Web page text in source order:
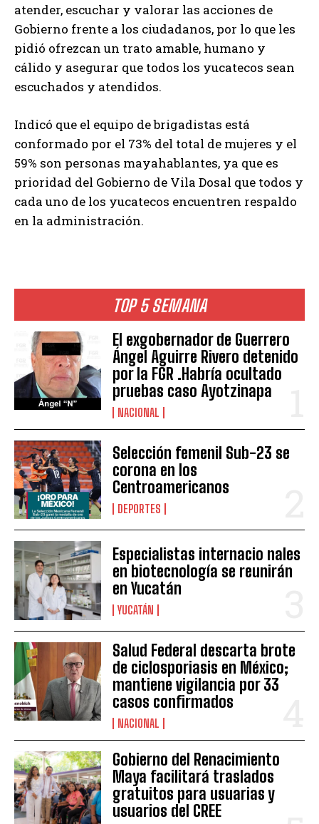
TOP 5 SEMANA
El exgobernador de Guerrero
Ángel Aguirre Rivero detenido
por la FGR .Habría ocultado
pruebas caso Ayotzinapa
NACIONAL
Selección femenil Sub-23 se
corona en los
Centroamericanos
DEPORTES
Especialistas internacio nales
en biotecnología se reunirán
en Yucatán
YUCATÁN
Salud Federal descarta brote
de ciclosporiasis en México;
mantiene vigilancia por 33
casos confirmados
NACIONAL
Gobierno del Renacimiento
Maya facilitará traslados
gratuitos para usuarias y
usuarios del CREE
atender, escuchar y valorar las acciones de
Gobierno frente a los ciudadanos, por lo que les
pidió ofrezcan un trato amable, humano y
cálido y asegurar que todos los yucatecos sean
escuchados y atendidos.
Indicó que el equipo de brigadistas está
conformado por el 73% del total de mujeres y el
59% son personas mayahablantes, ya que es
prioridad del Gobierno de Vila Dosal que todos y
cada uno de los yucatecos encuentren respaldo
en la administración.